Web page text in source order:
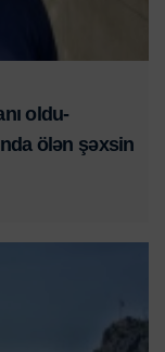
oldu-
ölən şəxsin